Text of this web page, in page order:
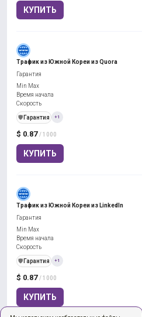
КУПИТЬ
Трафик из Южной Кореи из Quora
$ 0.87 / 1000
КУПИТЬ
Гарантия
Min Max
Время начала
Скорость
️🛡️ Гарантия +1
Трафик из Южной Кореи из LinkedIn
$ 0.87 / 1000
КУПИТЬ
Гарантия
Min Max
Время начала
Скорость
️🛡️ Гарантия +1